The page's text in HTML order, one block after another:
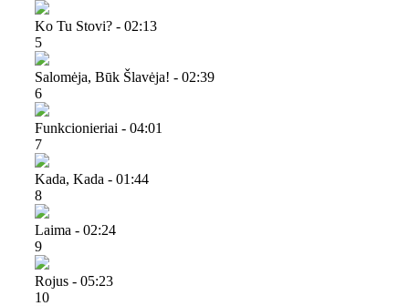
Ko Tu Stovi? - 02:13
5
Salomėja, Būk Šlavėja! - 02:39
6
Funkcionieriai - 04:01
7
Kada, Kada - 01:44
8
Laima - 02:24
9
Rojus - 05:23
10